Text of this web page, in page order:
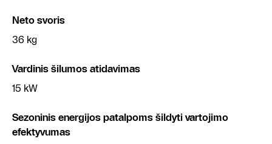
Neto svoris
36 kg
Vardinis šilumos atidavimas
15 kW
Sezoninis energijos patalpoms šildyti vartojimo
efektyvumas